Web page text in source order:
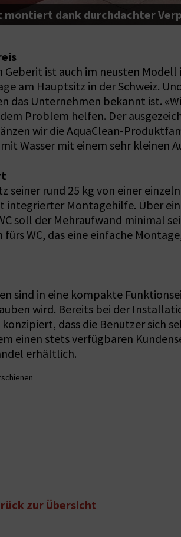
montiert dank durchdachter
Geberit ist auch im neusten
am Hauptsitz in der Schweiz.
das Unternehmen bekannt ist.
Problem helfen. Der
wir die AquaClean-
mit Wasser mit einem sehr kleinen
seiner rund 25 kg von einer
integrierter Montagehilfe. Über
soll der Mehraufwand minimal
WC, das eine einfache
sind in eine kompakte
wird. Bereits bei der
dass die Benutzer sich
einen stets verfügbaren
erhältlich.
zur Übersicht